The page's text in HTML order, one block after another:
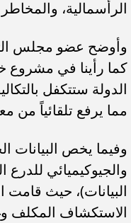
الرأسمالية،
وأوضح عضو مجلس
كما رأينا في مشروع
الدولة ستتكفل
مما يرفع تلقائياً من
وفيما يخص البيانات
الاستكشاف المكلف